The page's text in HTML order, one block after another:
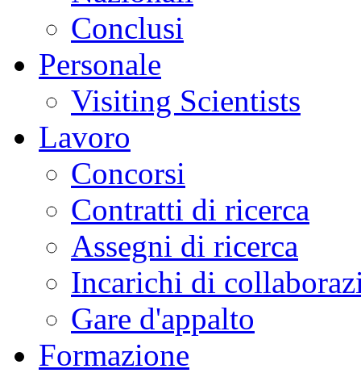
Conclusi
Personale
Visiting Scientists
Lavoro
Concorsi
Contratti di ricerca
Assegni di ricerca
Incarichi di
Gare d'appalto
Formazione